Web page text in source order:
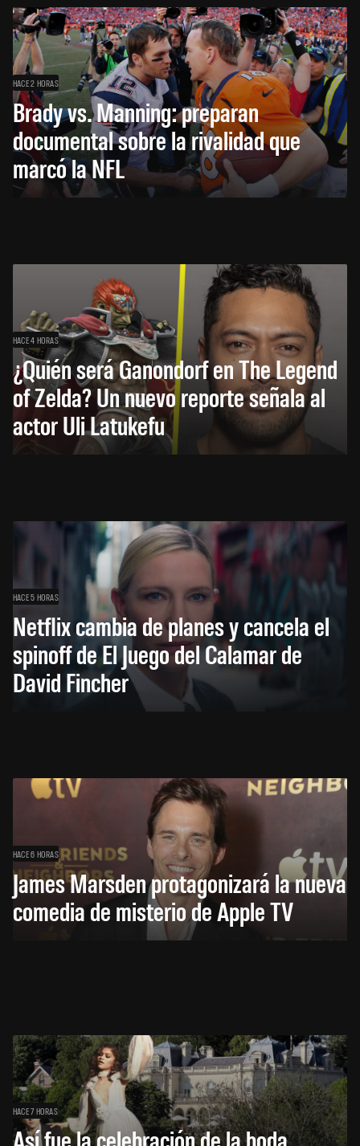
HACE 2 HORAS
Brady vs. Manning: preparan
documental sobre la rivalidad que
marcó la NFL
HACE 4 HORAS
¿Quién será Ganondorf en The Legend
of Zelda? Un nuevo reporte señala al
actor Uli Latukefu
HACE 5 HORAS
Netflix cambia de planes y cancela el
spinoff de El Juego del Calamar de
David Fincher
HACE 6 HORAS
James Marsden protagonizará la nueva
comedia de misterio de Apple TV
HACE 7 HORAS
Así fue la celebración de la boda